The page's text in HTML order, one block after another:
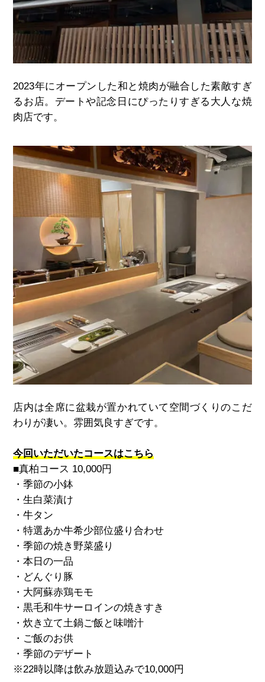
2023年にオープンした和と焼肉が融合した素敵すぎ
るお店。デートや記念日にぴったりすぎる大人な焼
肉店です。
店内は全席に盆栽が置かれていて空間づくりのこだ
わりが凄い。雰囲気良すぎです。
今回いただいたコースはこちら
■真柏コース 10,000円
・季節の小鉢
・生白菜漬け
・牛タン
・特選あか牛希少部位盛り合わせ
・季節の焼き野菜盛り
・本日の一品
・どんぐり豚
・大阿蘇赤鶏モモ
・黒毛和牛サーロインの焼きすき
・炊き立て土鍋ご飯と味噌汁
・ご飯のお供
・季節のデザート
※22時以降は飲み放題込みで10,000円